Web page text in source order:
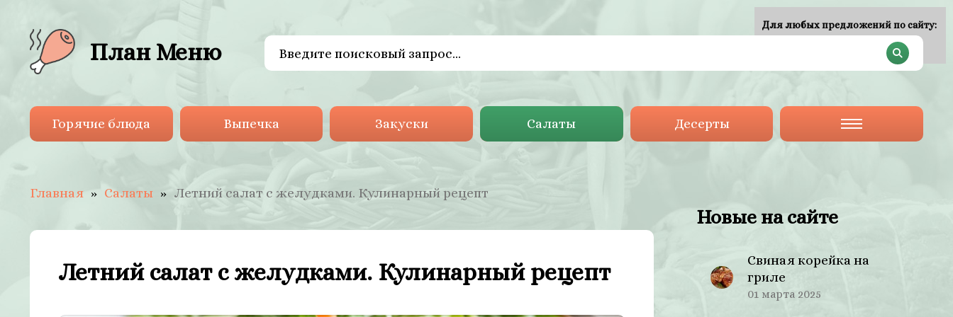
План Меню
Горячие блюда Выпечка Закуски Салаты Десерты
Главная Салаты Летний салат с желудками. Кулинарный рецепт
Летний салат с желудками. Кулинарный рецепт
Новые на сайте
Свиная корейка на
гриле
01 марта 2025
Для любых предложений по сайту: